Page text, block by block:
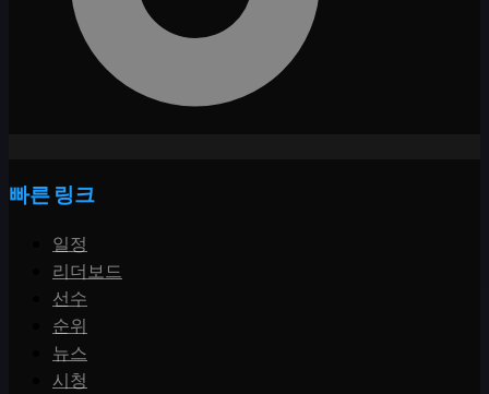
빠른 링크
일정
리더보드
선수
순위
뉴스
시청